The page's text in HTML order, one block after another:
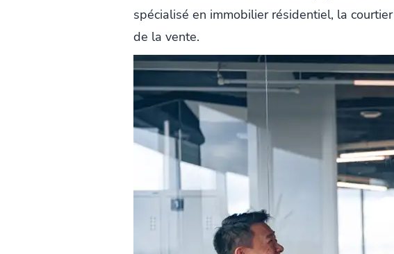
spécialisé en immobilier résidentiel, la
de la vente.